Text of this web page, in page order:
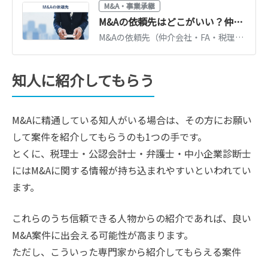
M&A・事業承継
M&Aの依頼先はどこがいい？仲介会社・税理士・銀行の違いと選び方
M&Aの依頼先（仲介会社・FA・税理士・銀行・プラットフォーム）を比較。それぞれのメリットと手数料、自社の規模・目的に合った選び方を解説します。
知人に紹介してもらう
M&Aに精通している知人がいる場合は、その方にお願い
して案件を紹介してもらうのも1つの手です。
とくに、税理士・公認会計士・弁護士・中小企業診断士
にはM&Aに関する情報が持ち込まれやすいといわれてい
ます。
これらのうち信頼できる人物からの紹介であれば、良い
M&A案件に出会える可能性が高まります。
ただし、こういった専門家から紹介してもらえる案件